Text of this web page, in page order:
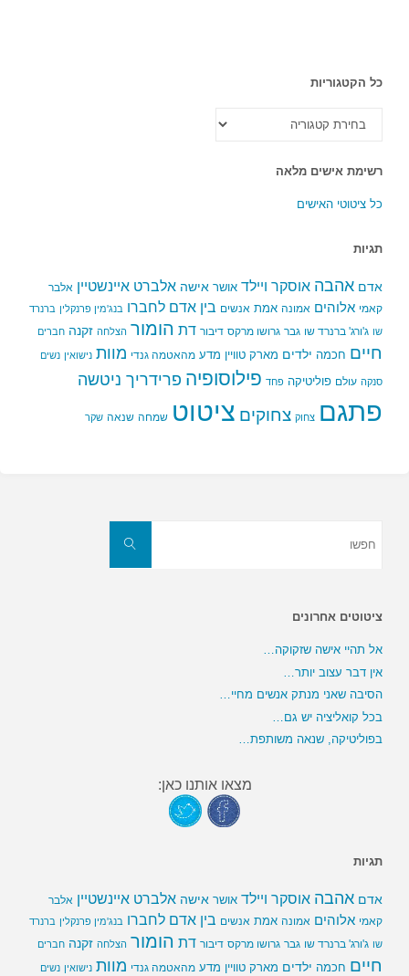
כל הקטגוריות
הקטגוריות
רשימת אישים מלאה
כל ציטוטי האישים
תגיות
אדם אהבה אוסקר ויילד אושר אישה אלברט איינשטיין אלבר
קאמי אלוהים אמונה אמת אנשים בין אדם לחברו בנג'מין פרנקלין ברנרד
שו ג'ורג' ברנרד שו גבר גרושו מרקס דיבור דת הומור הצלחה זקנה חברים
חיים חכמה ילדים מארק טוויין מדע מהאטמה גנדי מוות נישואין נשים
סנקה עולם פוליטיקה פחד פילוסופיה פרידריך ניטשה
פתגם צחוק צחוקים ציטוט שמחה שנאה שקר
חפשו
ציטוטים אחרונים
אל תהיי אישה שזקוקה…
אין דבר עצוב יותר…
הסיבה שאני מנתק אנשים מחיי…
בכל קואליציה יש גם…
בפוליטיקה, שנאה משותפת…
מצאו אותנו כאן:
תגיות
אדם אהבה אוסקר ויילד אושר אישה אלברט איינשטיין אלבר
קאמי אלוהים אמונה אמת אנשים בין אדם לחברו בנג'מין פרנקלין ברנרד
שו ג'ורג' ברנרד שו גבר גרושו מרקס דיבור דת הומור הצלחה זקנה חברים
חיים חכמה ילדים מארק טוויין מדע מהאטמה גנדי מוות נישואין נשים